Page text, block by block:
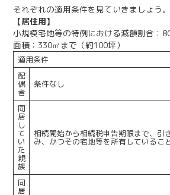
それぞれの適用条件を見ていきましょう。
【居住用】
小規模宅地等の特例における減額割合：
面積：330㎡まで（約100坪）
適用条件
配
偶
者
条件なし
同
居
し
て
い
た
親
族
相続開始から相続税申告期限まで、引
み、かつその宅地等を所有しているこ
同
居